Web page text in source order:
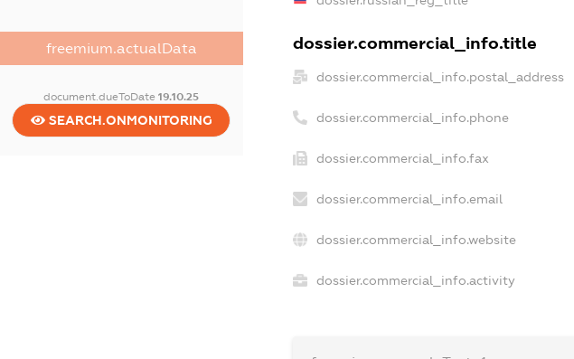
freemium.actualData
document.dueToDate19.10.25
SEARCH.ONMONITORING
dossier.commercial_info.title
dossier.commercial_info.postal_address
dossier.commercial_info.phone
dossier.commercial_info.fax
dossier.commercial_info.email
dossier.commercial_info.website
dossier.commercial_info.activity